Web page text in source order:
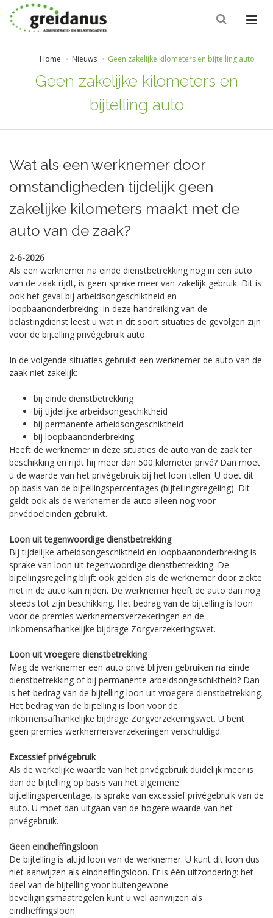
Home Nieuws Geen zakelijke kilometers en bijtelling auto
Geen zakelijke kilometers en
bijtelling auto
Wat als een werknemer door
omstandigheden tijdelijk geen
zakelijke kilometers maakt met de
auto van de zaak?
2-6-2026
Als een werknemer na einde dienstbetrekking nog in een auto
van de zaak rijdt, is geen sprake meer van zakelijk gebruik. Dit is
ook het geval bij arbeidsongeschiktheid en
loopbaanonderbreking. In deze handreiking van de
belastingdienst leest u wat in dit soort situaties de gevolgen zijn
voor de bijtelling privégebruik auto.
In de volgende situaties gebruikt een werknemer de auto van de
zaak niet zakelijk:
bij einde dienstbetrekking
bij tijdelijke arbeidsongeschiktheid
bij permanente arbeidsongeschiktheid
bij loopbaanonderbreking
Heeft de werknemer in deze situaties de auto van de zaak ter
beschikking en rijdt hij meer dan 500 kilometer privé? Dan moet
u de waarde van het privégebruik bij het loon tellen. U doet dit
op basis van de bijtellingspercentages (bijtellingsregeling). Dit
geldt ook als de werknemer de auto alleen nog voor
privédoeleinden gebruikt.
Loon uit tegenwoordige dienstbetrekking
Bij tijdelijke arbeidsongeschiktheid en loopbaanonderbreking is
sprake van loon uit tegenwoordige dienstbetrekking. De
bijtellingsregeling blijft ook gelden als de werknemer door ziekte
niet in de auto kan rijden. De werknemer heeft de auto dan nog
steeds tot zijn beschikking. Het bedrag van de bijtelling is loon
voor de premies werknemersverzekeringen en de
inkomensafhankelijke bijdrage Zorgverzekeringswet.
Loon uit vroegere dienstbetrekking
Mag de werknemer een auto privé blijven gebruiken na einde
dienstbetrekking of bij permanente arbeidsongeschiktheid? Dan
is het bedrag van de bijtelling loon uit vroegere dienstbetrekking.
Het bedrag van de bijtelling is loon voor de
inkomensafhankelijke bijdrage Zorgverzekeringswet. U bent
geen premies werknemersverzekeringen verschuldigd.
Excessief privégebruik
Als de werkelijke waarde van het privégebruik duidelijk meer is
dan de bijtelling op basis van het algemene
bijtellingspercentage, is sprake van excessief privégebruik van de
auto. U moet dan uitgaan van de hogere waarde van het
privégebruik.
Geen eindheffingsloon
De bijtelling is altijd loon van de werknemer. U kunt dit loon dus
niet aanwijzen als eindheffingsloon. Er is één uitzondering: het
deel van de bijtelling voor buitengewone
beveiligingsmaatregelen kunt u wel aanwijzen als
eindheffingsloon.